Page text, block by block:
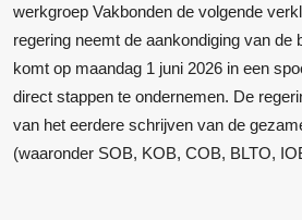
werkgroep Vakbonden de volgende
regering neemt de aankondiging van de
komt op maandag 1 juni 2026 in een
direct stappen te ondernemen. De
van het eerdere schrijven van de
(waaronder SOB, KOB, COB, BLTO,